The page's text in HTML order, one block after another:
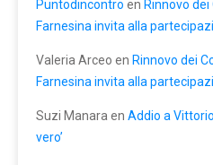
Puntodincontro en Rinnovo
Farnesina invita alla
Valeria Arceo en Rinnovo dei
Farnesina invita alla
Suzi Manara en Addio a
vero’